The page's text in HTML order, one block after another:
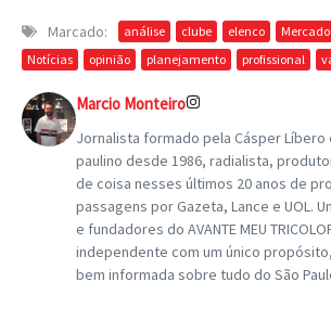
Marcado: análise clube elenco Mercado
Notícias
opinião planejamento profissional
Marcio Monteiro
Jornalista formado pela Cásper Líbero
paulino desde 1986, radialista,
de coisa nesses últimos 20 anos de
passagens por Gazeta, Lance e UOL.
e fundadores do AVANTE MEU
independente com um único
bem informada sobre tudo do São